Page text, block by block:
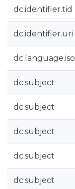
dc.identifier.tid
dc.identifier.uri
dc.language.iso
dc.subject
dc.subject
dc.subject
dc.subject
dc.subject